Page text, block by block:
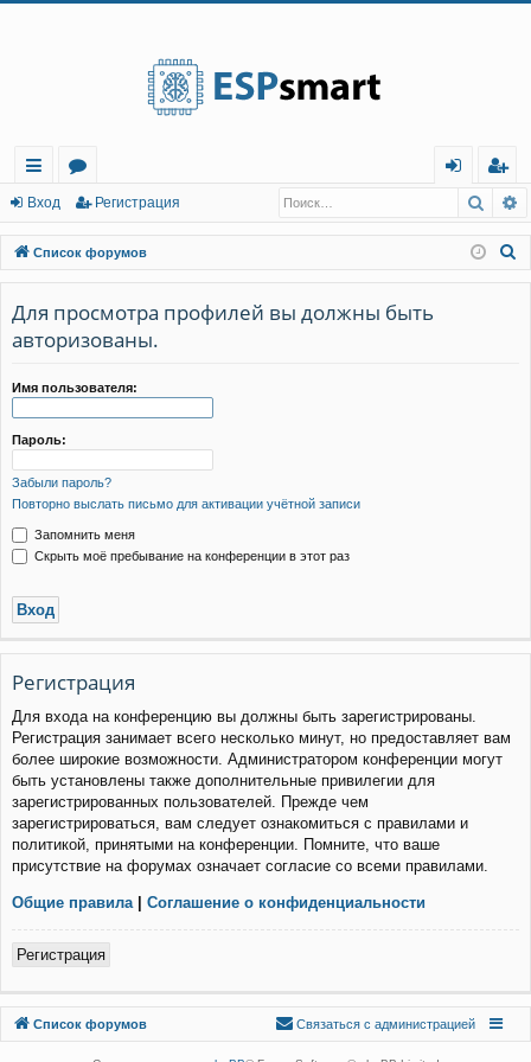
с
ы
лк
и
о
ру
м
ы
д
г
ис
тр
Вход Регистрация
Список форумов
Для просмотра профилей вы должны быть
авторизованы.
Имя пользователя:
Пароль:
Забыли пароль?
Повторно выслать письмо для активации учётной записи
Запомнить меня
Скрыть моё пребывание на конференции в этот раз
Регистрация
Для входа на конференцию вы должны быть зарегистрированы.
Регистрация занимает всего несколько минут, но предоставляет вам
более широкие возможности. Администратором конференции могут
быть установлены также дополнительные привилегии для
зарегистрированных пользователей. Прежде чем
зарегистрироваться, вам следует ознакомиться с правилами и
политикой, принятыми на конференции. Помните, что ваше
присутствие на форумах означает согласие со всеми правилами.
Общие правила | Соглашение о конфиденциальности
Регистрация
Список форумов
Связаться с
Связаться с администрацией